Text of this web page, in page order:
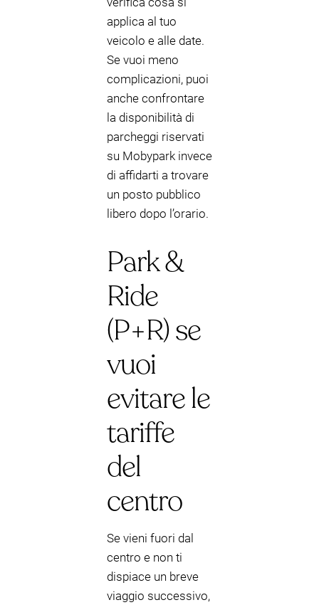
applica al tuo
veicolo e alle date.
Se vuoi meno
complicazioni, puoi
anche confrontare
la disponibilità di
parcheggi riservati
su Mobypark invece
di affidarti a trovare
un posto pubblico
libero dopo l’orario.
Park &
Ride
(P+R) se
vuoi
evitare le
tariffe
del
centro
Se vieni fuori dal
centro e non ti
dispiace un breve
viaggio successivo,